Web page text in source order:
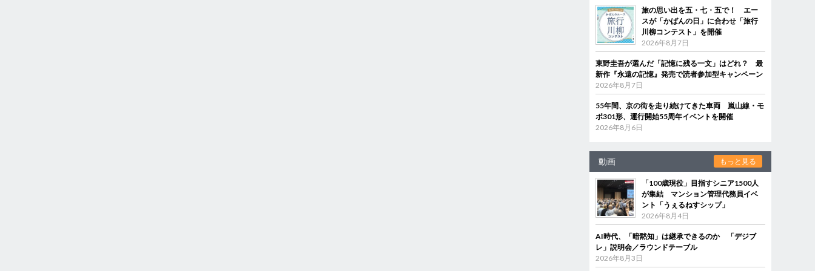
旅の思い出を五・七・五で！ エー
スが「かばんの日」に合わせ「旅行
川柳コンテスト」を開催
2026年8月7日
東野圭吾が選んだ「記憶に残る一文」はどれ？ 最
新作『永遠の記憶』発売で読者参加型キャンペーン
2026年8月7日
55年間、京の街を走り続けてきた車両 嵐山線・モ
ボ301形、運行開始55周年イベントを開催
2026年8月6日
動画 もっと見る
「100歳現役」目指すシニア1500人
が集結 マンション管理代務員イベ
ント「うぇるねすシップ」
2026年8月4日
AI時代、「暗黙知」は継承できるのか 「デジブ
レ」説明会／ラウンドテーブル
2026年8月3日